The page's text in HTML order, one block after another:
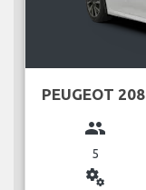
PEUGEOT 208
group
5
miscellaneous_services